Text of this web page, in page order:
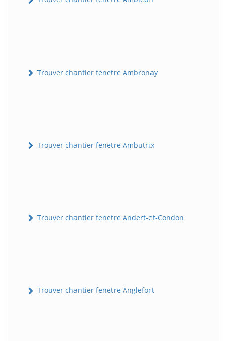
Trouver chantier fenetre Ambronay
Trouver chantier fenetre Ambutrix
Trouver chantier fenetre Andert-et-Condon
Trouver chantier fenetre Anglefort